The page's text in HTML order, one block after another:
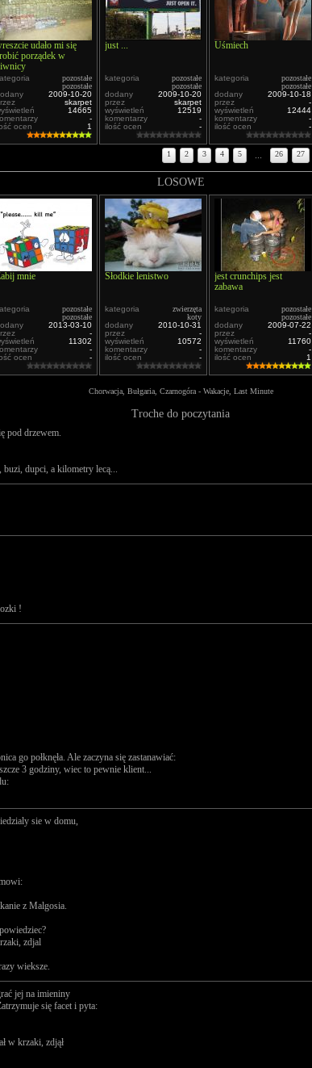
udało mi się
porządek w
pozostałe
pozostałe
2009-10-20
skarpet
14665
-
ocen
1
just ...
kategoria
pozostałe
pozostałe
dodany
2009-10-20
przez
skarpet
wyświetleń
12519
komentarzy
-
ilość ocen
-
Uśmiech
kategoria
pozostałe
pozostałe
dodany
2009-10-18
przez
-
wyświetleń
12444
komentarzy
-
ilość ocen
-
1 2 3 4 5 ... 26 27
LOSOWE
mnie
pozostałe
pozostałe
2013-03-10
-
11302
-
ocen
-
Słodkie lenistwo
kategoria
zwierzęta
koty
dodany
2010-10-31
przez
-
wyświetleń
10572
komentarzy
-
ilość ocen
-
jest crunchips jest
zabawa
kategoria
pozostałe
pozostałe
dodany
2009-07-22
przez
-
wyświetleń
11760
komentarzy
-
ilość ocen
1
Chorwacja, Bułgaria, Czarnogóra - Wakacje, Last Minute
Troche do poczytania
pod drzewem.
buzi, dupci, a kilometry lecą...
!
go połknęła. Ale zaczyna się zastanawiać:
3 godziny, wiec to pewnie klient...
sie w domu,
z Malgosia.
zdjal
wieksze.
jej na imieniny
się facet i pyta:
w krzaki, zdjął